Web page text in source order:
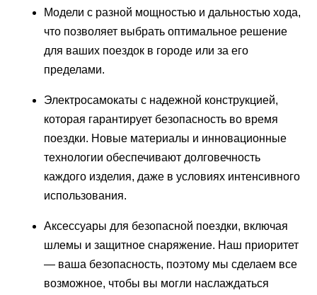
Модели с разной мощностью и дальностью хода,
что позволяет выбрать оптимальное решение
для ваших поездок в городе или за его
пределами.
Электросамокаты с надежной конструкцией,
которая гарантирует безопасность во время
поездки. Новые материалы и инновационные
технологии обеспечивают долговечность
каждого изделия, даже в условиях интенсивного
использования.
Аксессуары для безопасной поездки, включая
шлемы и защитное снаряжение. Наш приоритет
― ваша безопасность, поэтому мы сделаем все
возможное, чтобы вы могли наслаждаться